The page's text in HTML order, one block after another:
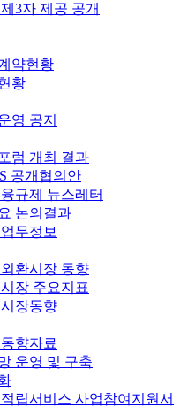
3자 제공 공개
약현황
황
영 공지
럼 개최 결과
공개협의안
규제 뉴스레터
논의결과
무정보
환시장 동향
장 주요지표
장동향
향자료
운영 및 구축
립서비스 사업참여지원서